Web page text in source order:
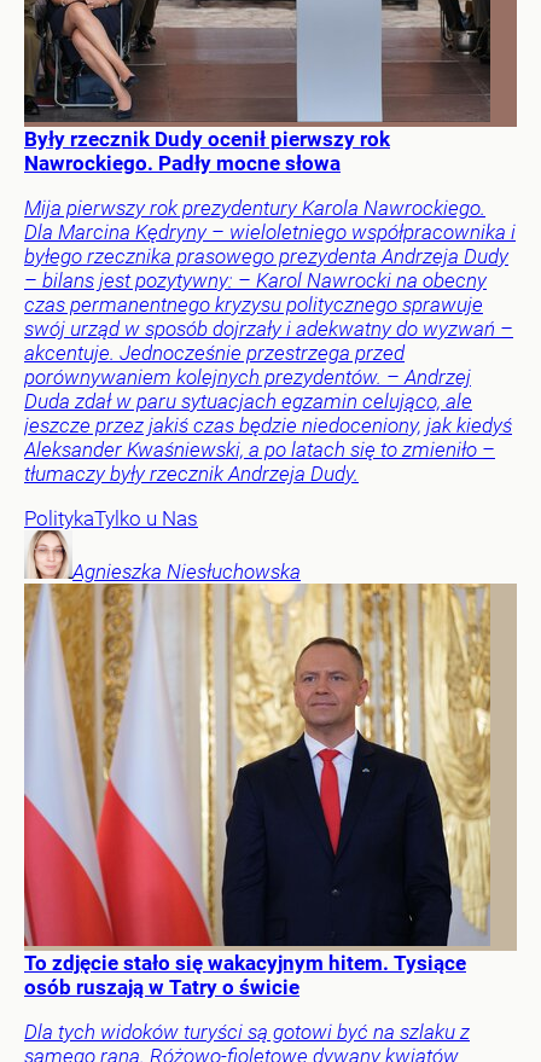
Były rzecznik Dudy ocenił pierwszy rok
Nawrockiego. Padły mocne słowa
Mija pierwszy rok prezydentury Karola Nawrockiego.
Dla Marcina Kędryny – wieloletniego współpracownika i
byłego rzecznika prasowego prezydenta Andrzeja Dudy
– bilans jest pozytywny: – Karol Nawrocki na obecny
czas permanentnego kryzysu politycznego sprawuje
swój urząd w sposób dojrzały i adekwatny do wyzwań –
akcentuje. Jednocześnie przestrzega przed
porównywaniem kolejnych prezydentów. – Andrzej
Duda zdał w paru sytuacjach egzamin celująco, ale
jeszcze przez jakiś czas będzie niedoceniony, jak kiedyś
Aleksander Kwaśniewski, a po latach się to zmieniło –
tłumaczy były rzecznik Andrzeja Dudy.
PolitykaTylko u Nas
Agnieszka Niesłuchowska
To zdjęcie stało się wakacyjnym hitem. Tysiące
osób ruszają w Tatry o świcie
Dla tych widoków turyści są gotowi być na szlaku z
samego rana. Różowo-fioletowe dywany kwiatów